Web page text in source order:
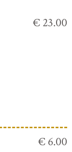
€ 23.00
€ 6.00